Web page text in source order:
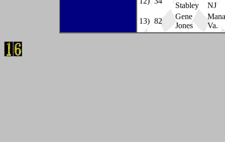
Stabley
NJ
13) 82
Gene
Jones
Va.